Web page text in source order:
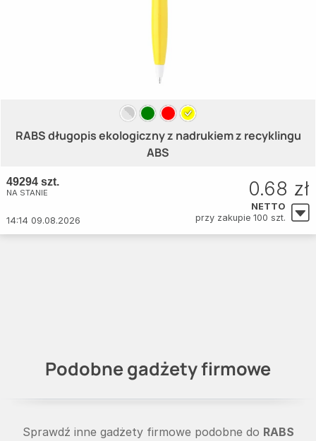
RABS długopis ekologiczny z nadrukiem z recyklingu
ABS
49294 szt.
NA STANIE
14:14 09.08.2026
0.68 zł
NETTO
przy zakupie 100 szt.
Podobne gadżety firmowe
Sprawdź inne gadżety firmowe podobne do RABS